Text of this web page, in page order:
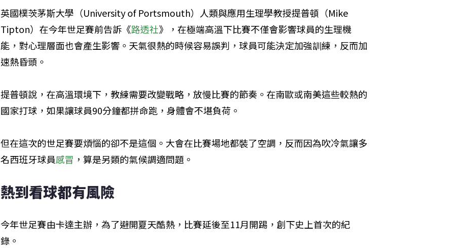
英國樸茨茅斯大學（University of Portsmouth）人類與應用生理學教授提普頓（Mike
Tipton）在今年世足賽前告訴《路透社》，在極端高溫下比賽不僅會影響球員的生理機
能，對心理層面也會產生影響。天氣很熱的時候容易誤判，球員可能決定加強訓練，反而加
速熱昏頭。
提普頓說，在高溫環境下，教練需要改變戰略，放慢比賽的節奏。在南歐或南美這些較熱的
國家打球，如果讓球員90分鐘都拼命跑，身體會不堪負荷。
但在這次的世足賽要煩惱的卻不是這個。大會在比賽場地都裝了空調，反而因為吹冷氣讓多
名西班牙球員感冒 ，算是另類的氣候調適問題。
熱到看球都有風險
今年世足賽由卡達主辦，為了避開夏天酷熱，比賽延後至11月開踢，創下史上首次的紀
錄。